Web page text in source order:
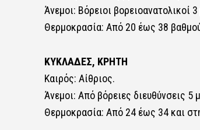
Άνεμοι: Βόρειοι βορειοανατολικοί
Θερμοκρασία: Από 20 έως 38
ΚΥΚΛΑΔΕΣ, ΚΡΗΤΗ
Καιρός: Αίθριος.
Άνεμοι: Από βόρειες διευθύνσεις
Θερμοκρασία: Από 24 έως 34 και